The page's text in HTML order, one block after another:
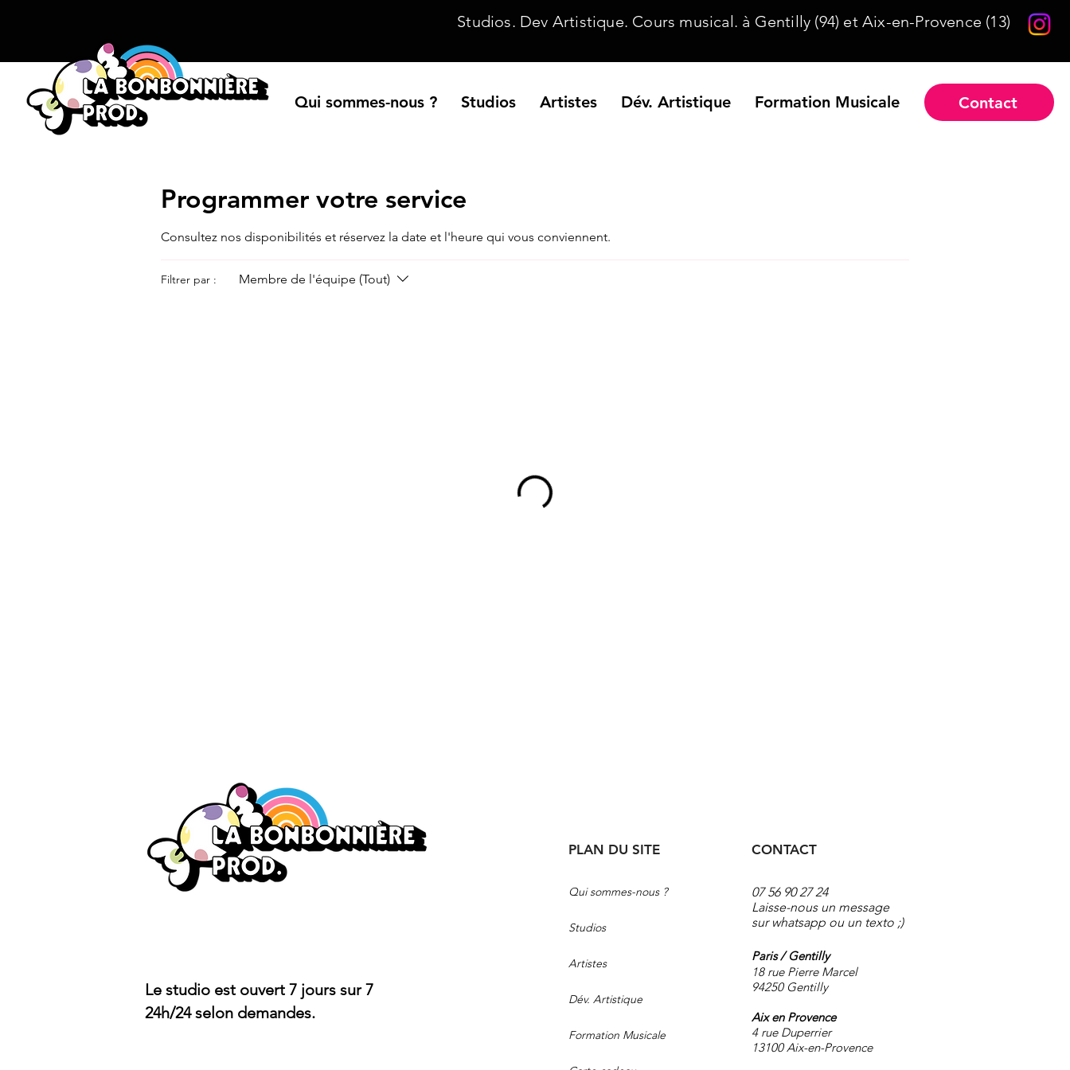
Studios. Dev Artistique. Cours musical. à Gentilly (94) et Aix-en-Provence (13)
Contact
Qui sommes-nous ? Studios Artistes Dév. Artistique Formation Musicale
Programmer votre service
Consultez nos disponibilités et réservez la date et l'heure qui vous conviennent.
Filtrer par : Membre de l'équipe (Tout)
Le studio est ouvert 7 jours sur 7
24h/24 selon demandes.
PLAN DU SITE
Qui sommes-nous ?
Studios
Artistes
Dév. Artistique
Formation Musicale
CONTACT
07 56 90 27 24
Laisse-nous un message
sur whatsapp ou un texto ;)
Paris / Gentilly
18 rue Pierre Marcel
94250 Gentilly
Aix en Provence
4 rue Duperrier
13100 Aix-en-Provence